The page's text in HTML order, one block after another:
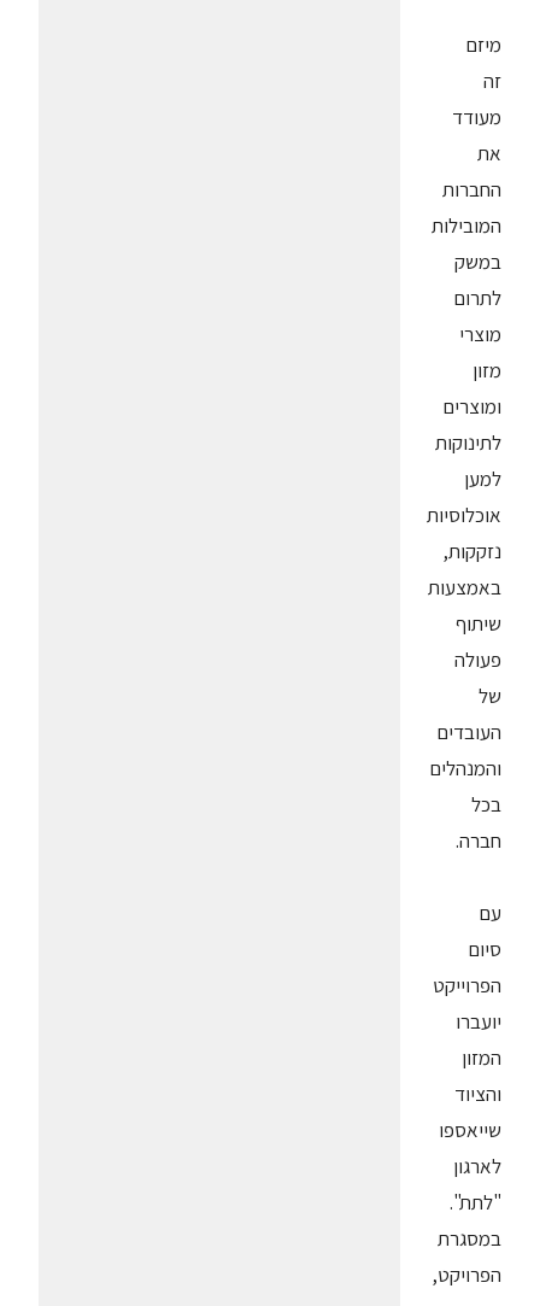
מיזם
זה
מעודד
את
החברות
המובילות
במשק
לתרום
מוצרי
מזון
ומוצרים
לתינוקות
למען
אוכלוסיות
נזקקות,
באמצעות
שיתוף
פעולה
של
העובדים
והמנהלים
בכל
חברה.
עם
סיום
הפרוייקט
יועברו
המזון
והציוד
שייאספו
לארגון
"לתת".
במסגרת
הפרויקט,